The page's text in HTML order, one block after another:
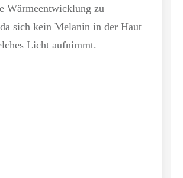
Wärmeentwicklung zu
sich kein Melanin in der Haut
Licht aufnimmt.